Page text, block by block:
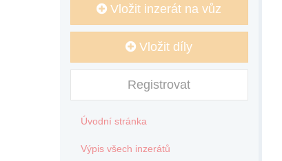
Vložit inzerát na vůz
Vložit díly
Registrovat
Úvodní stránka
Výpis všech inzerátů